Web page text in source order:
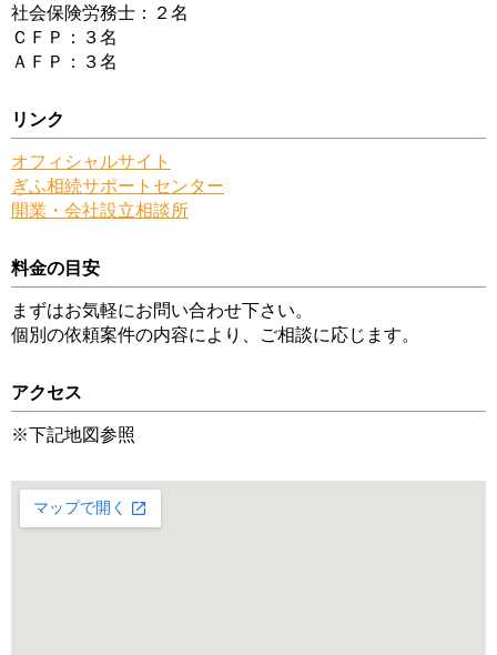
社会保険労務士：２名
ＣＦＰ：３名
ＡＦＰ：３名
リンク
オフィシャルサイト
ぎふ相続サポートセンター
開業・会社設立相談所
料金の目安
まずはお気軽にお問い合わせ下さい。
個別の依頼案件の内容により、ご相談に応じます。
アクセス
※下記地図参照